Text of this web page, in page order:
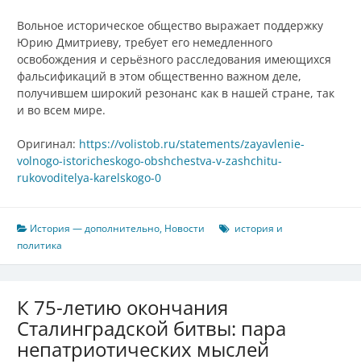
Вольное историческое общество выражает поддержку
Юрию Дмитриеву, требует его немедленного
освобождения и серьёзного расследования имеющихся
фальсификаций в этом общественно важном деле,
получившем широкий резонанс как в нашей стране, так
и во всем мире.
Оригинал: https://volistob.ru/statements/zayavlenie-
volnogo-istoricheskogo-obshchestva-v-zashchitu-
rukovoditelya-karelskogo-0
История — дополнительно, Новости
история и
политика
К 75-летию окончания
Сталинградской битвы: пара
непатриотических мыслей